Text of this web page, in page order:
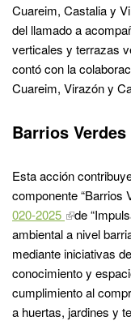
Cuareim, Castalia y
del llamado a
verticales y terrazas
contó con la
Cuareim, Virazón y
Barrios Verdes
Esta acción
componente “Barrios
020-2025
de
ambiental a nivel
mediante iniciativas
conocimiento y
cumplimiento al
a huertas, jardines y